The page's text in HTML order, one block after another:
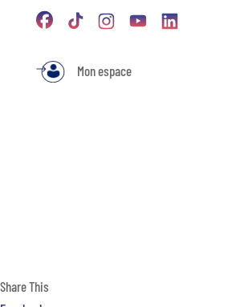
Mon espace
Share This